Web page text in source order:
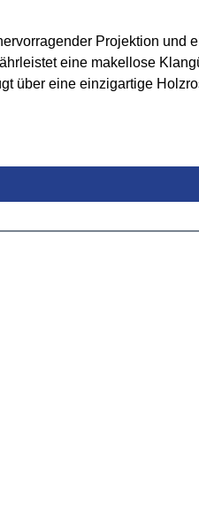
Projektion und
eine makellose
über eine einzigartige
Fichte
mmSattelbreite: 43